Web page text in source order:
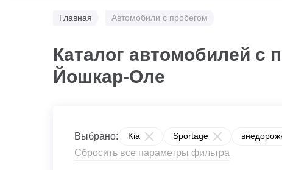
Главная Автомобили с пробегом
Каталог автомобилей с
Йошкар-Оле
Выбрано: Kia Sportage
Сбросить все параметры фильтра